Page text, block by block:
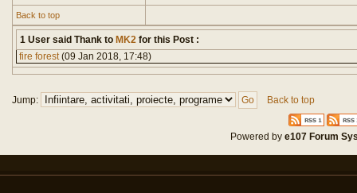
Back to top
1 User said Thank to MK2 for this Post :
fire forest(09 Jan 2018, 17:48)
Jump: Back to top
Powered bye107 Forum